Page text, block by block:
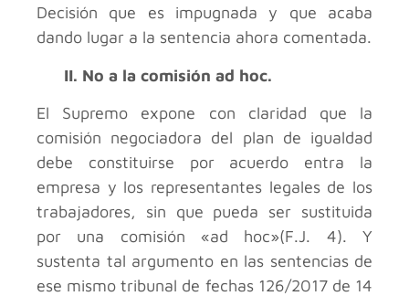
Decisión que es impugnada y que acaba
dando lugar a la sentencia ahora comentada.
II. No a la comisión ad hoc.
El Supremo expone con claridad que la
comisión negociadora del plan de igualdad
debe constituirse por acuerdo entra la
empresa y los representantes legales de los
trabajadores, sin que pueda ser sustituida
por una comisión «ad hoc»(F.J. 4). Y
sustenta tal argumento en las sentencias de
ese mismo tribunal de fechas 126/2017 de 14